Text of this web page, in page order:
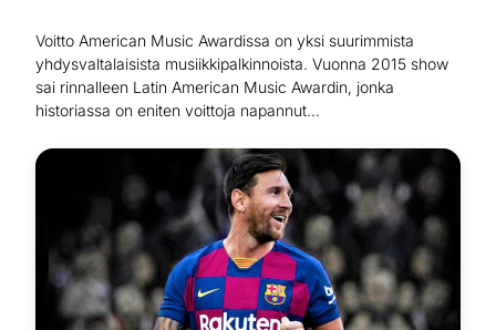
Voitto American Music Awardissa on yksi suurimmista
yhdysvaltalaisista musiikkipalkinnoista. Vuonna 2015 show
sai rinnalleen Latin American Music Awardin, jonka
historiassa on eniten voittoja napannut...